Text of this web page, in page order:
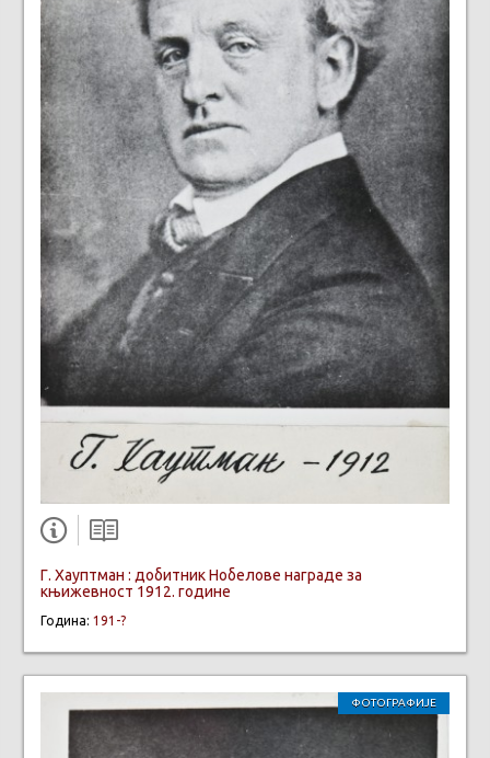
Г. Хауптман : добитник Нобелове награде за
књижевност 1912. године
Година: 191-?
ФОТОГРАФИЈЕ